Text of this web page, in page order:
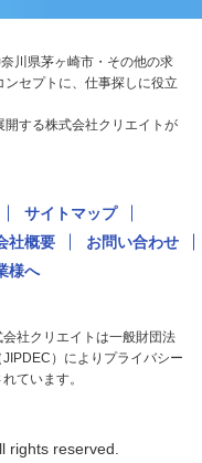
川県茅ヶ崎市・その他の求
セプトに、仕事探しに役立
する株式会社クリエイトが
サイトマップ
社概要
お問い合わせ
様へ
社クリエイトは一般財団法
）によりプライバシー
ています。
rights reserved.